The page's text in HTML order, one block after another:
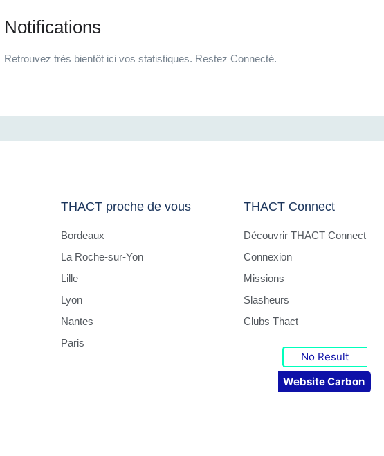
Notifications
Retrouvez très bientôt ici vos statistiques. Restez Connecté.
THACT proche de vous
Bordeaux
La Roche-sur-Yon
Lille
Lyon
Nantes
Paris
THACT Connect
Découvrir THACT Connect
Connexion
Missions
Slasheurs
Clubs Thact
No Result
Website Carbon